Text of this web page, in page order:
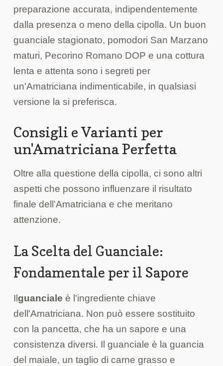
preparazione accurata, indipendentemente
dalla presenza o meno della cipolla. Un buon
guanciale stagionato, pomodori San Marzano
maturi, Pecorino Romano DOP e una cottura
lenta e attenta sono i segreti per
un'Amatriciana indimenticabile, in qualsiasi
versione la si preferisca.
Consigli e Varianti per
un'Amatriciana Perfetta
Oltre alla questione della cipolla, ci sono altri
aspetti che possono influenzare il risultato
finale dell'Amatriciana e che meritano
attenzione.
La Scelta del Guanciale:
Fondamentale per il Sapore
Ilguanciale è l'ingrediente chiave
dell'Amatriciana. Non può essere sostituito
con la pancetta, che ha un sapore e una
consistenza diversi. Il guanciale è la guancia
del maiale, un taglio di carne grasso e